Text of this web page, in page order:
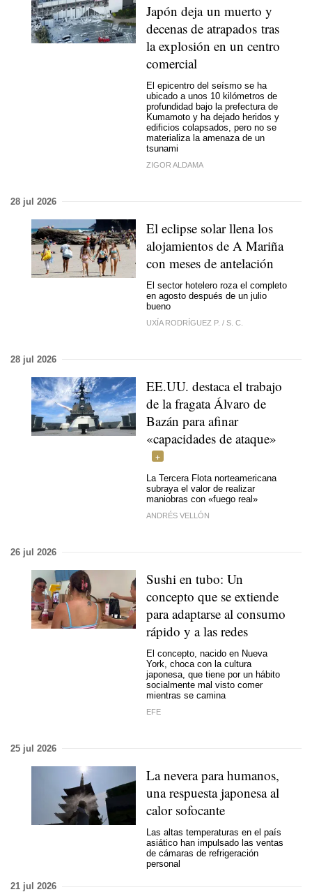
Japón deja un muerto y
decenas de atrapados tras
la explosión en un centro
comercial
El epicentro del seísmo se ha
ubicado a unos 10 kilómetros de
profundidad bajo la prefectura de
Kumamoto y ha dejado heridos y
edificios colapsados, pero no se
materializa la amenaza de un
tsunami
ZIGOR ALDAMA
28 jul 2026
El eclipse solar llena los
alojamientos de A Mariña
con meses de antelación
El sector hotelero roza el completo
en agosto después de un julio
bueno
UXÍA RODRÍGUEZ P. / S. C.
28 jul 2026
EE.UU. destaca el trabajo
de la fragata Álvaro de
Bazán para afinar
«capacidades de ataque»
La Tercera Flota norteamericana
subraya el valor de realizar
maniobras con «fuego real»
ANDRÉS VELLÓN
26 jul 2026
Sushi en tubo: Un
concepto que se extiende
para adaptarse al consumo
rápido y a las redes
El concepto, nacido en Nueva
York, choca con la cultura
japonesa, que tiene por un hábito
socialmente mal visto comer
mientras se camina
EFE
25 jul 2026
La nevera para humanos,
una respuesta japonesa al
calor sofocante
Las altas temperaturas en el país
asiático han impulsado las ventas
de cámaras de refrigeración
personal
21 jul 2026